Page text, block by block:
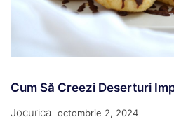
Cum Să Creezi Deserturi
Jocurica octombrie 2, 2024